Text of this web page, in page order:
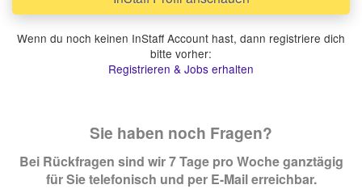
Wenn du noch keinen InStaff Account hast, dann registriere dich
bitte vorher:
Registrieren & Jobs erhalten
Sie haben noch Fragen?
Bei Rückfragen sind wir 7 Tage pro Woche ganztägig
für Sie telefonisch und per E-Mail erreichbar.